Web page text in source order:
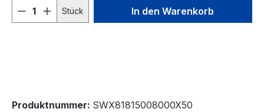
Produkt Anzahl: Gib den
Stück In den Warenkorb
Produktnummer: SWX81815008000X50